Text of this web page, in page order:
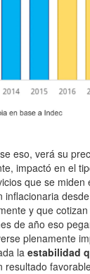
eso, verá su
impactó en el
que se
inflacionaria
y que
de año eso
plenamente
la estabilidad